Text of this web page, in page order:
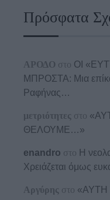
Πρόσφατα
ΑΡΟΔΟ στο ΟΙ
ΜΠΡΟΣΤΑ: Μια
Ραφήνας…
μετριότητες στο
ΘΕΛΟΥΜΕ…»
enandro στο Η
Χρειάζεται όμως
Αργύρης στο